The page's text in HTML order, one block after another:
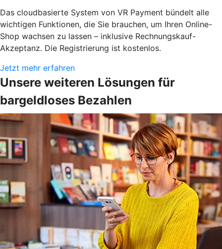
Das cloudbasierte System von VR Payment bündelt alle
wichtigen Funktionen, die Sie brauchen, um Ihren Online-
Shop wachsen zu lassen – inklusive Rechnungskauf-
Akzeptanz. Die Registrierung ist kostenlos.
Jetzt mehr erfahren
Unsere weiteren Lösungen für
bargeldloses Bezahlen